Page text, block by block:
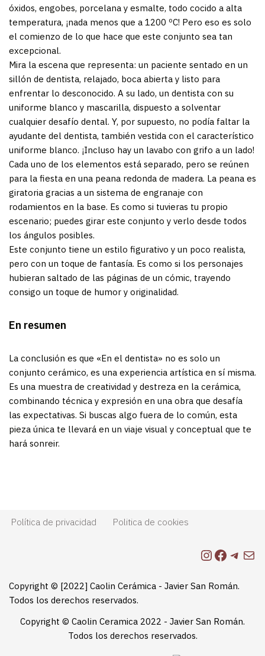
óxidos, engobes, porcelana y esmalte, todo cocido a alta
temperatura, ¡nada menos que a 1200 ºC! Pero eso es solo
el comienzo de lo que hace que este conjunto sea tan
excepcional.
Mira la escena que representa: un paciente sentado en un
sillón de dentista, relajado, boca abierta y listo para
enfrentar lo desconocido. A su lado, un dentista con su
uniforme blanco y mascarilla, dispuesto a solventar
cualquier desafío dental. Y, por supuesto, no podía faltar la
ayudante del dentista, también vestida con el característico
uniforme blanco. ¡Incluso hay un lavabo con grifo a un lado!
Cada uno de los elementos está separado, pero se reúnen
para la fiesta en una peana redonda de madera. La peana es
giratoria gracias a un sistema de engranaje con
rodamientos en la base. Es como si tuvieras tu propio
escenario; puedes girar este conjunto y verlo desde todos
los ángulos posibles.
Este conjunto tiene un estilo figurativo y un poco realista,
pero con un toque de fantasía. Es como si los personajes
hubieran saltado de las páginas de un cómic, trayendo
consigo un toque de humor y originalidad.
En resumen
La conclusión es que «En el dentista» no es solo un
conjunto cerámico, es una experiencia artística en sí misma.
Es una muestra de creatividad y destreza en la cerámica,
combinando técnica y expresión en una obra que desafía
las expectativas. Si buscas algo fuera de lo común, esta
pieza única te llevará en un viaje visual y conceptual que te
hará sonreir.
Política de privacidad Politica de cookies
Copyright © [2022] Caolin Cerámica - Javier San Román.
Todos los derechos reservados.
Copyright © Caolin Ceramica 2022 - Javier San Román.
Todos los derechos reservados.